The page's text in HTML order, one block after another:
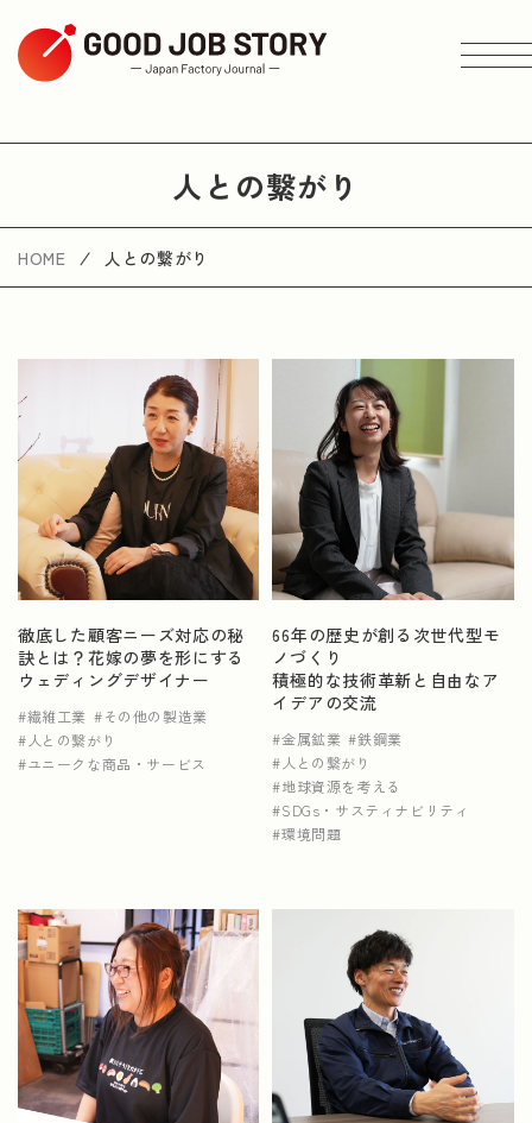
テーマから探す
エリアから探す
業種から探す
NEWS
運営会社情報 広告掲載について プライバシーポリシー
人との繋がり
HOME 人との繋がり
徹底した顧客ニーズ対応の秘
訣とは？花嫁の夢を形にする
ウェディングデザイナー
繊維工業
その他の製造業
人との繋がり
ユニークな商品・サービス
66年の歴史が創る次世代型モ
ノづくり
積極的な技術革新と自由なア
イデアの交流
金属鉱業
鉄鋼業
人との繋がり
地球資源を考える
SDGs・サスティナビリティ
環境問題